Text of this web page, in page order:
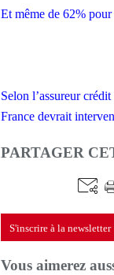
Et même de 62%
Selon l’assureur
France devrait
PARTAGER
S'inscrire à la newsletter
Vous aimerez